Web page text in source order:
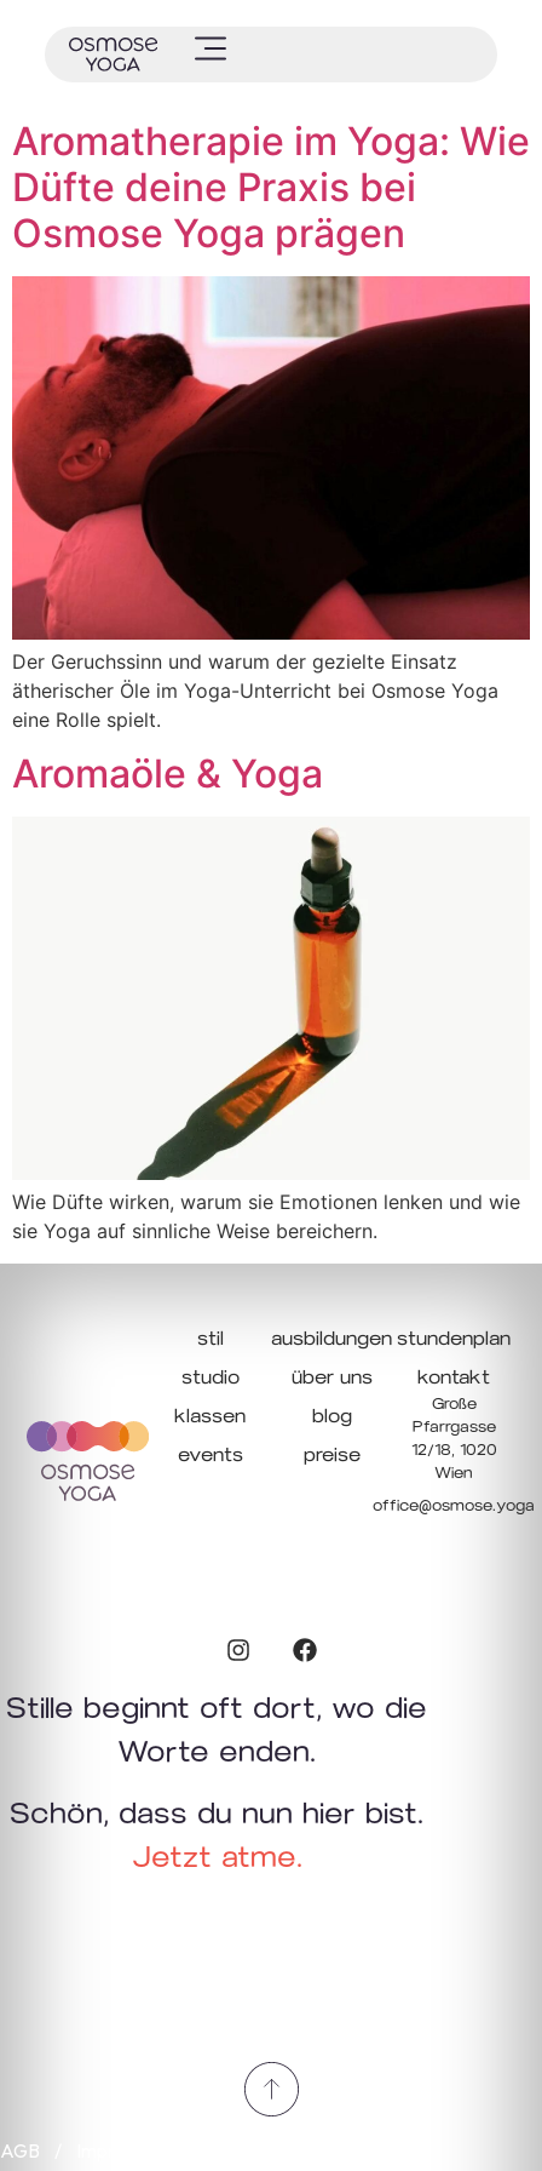
Aromatherapie im Yoga: Wie
Düfte deine Praxis bei
Osmose Yoga prägen
Der Geruchssinn und warum der gezielte Einsatz
ätherischer Öle im Yoga-Unterricht bei Osmose Yoga
eine Rolle spielt.
Aromaöle & Yoga
Wie Düfte wirken, warum sie Emotionen lenken und wie
sie Yoga auf sinnliche Weise bereichern.
stil
studio
klassen
events
ausbildungen
über uns
blog
preise
stundenplan
kontakt
Große
Pfarrgasse
12/18, 1020
Wien
office@osmose.yoga
Stille beginnt oft dort, wo die
Worte enden.
Schön, dass du nun hier bist.
Jetzt atme.
AGB